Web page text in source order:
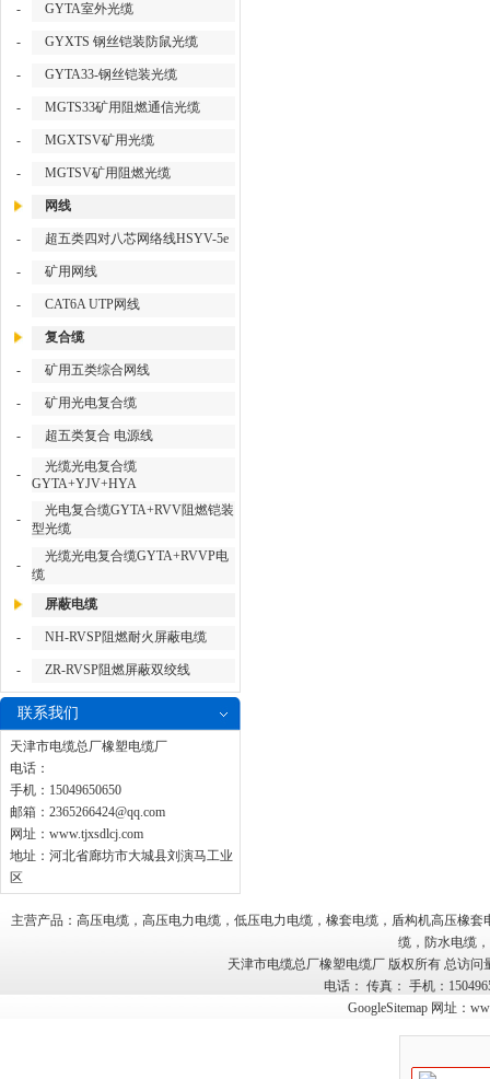
- GYTA室外光缆
- GYXTS 钢丝铠装防鼠光缆
- GYTA33-钢丝铠装光缆
- MGTS33矿用阻燃通信光缆
- MGXTSV矿用光缆
- MGTSV矿用阻燃光缆
网线
- 超五类四对八芯网络线HSYV-5e
- 矿用网线
- CAT6A UTP网线
复合缆
- 矿用五类综合网线
- 矿用光电复合缆
- 超五类复合 电源线
-
光缆光电复合缆
GYTA+YJV+HYA
-
光电复合缆GYTA+RVV阻燃铠装
型光缆
-
光缆光电复合缆GYTA+RVVP电
缆
屏蔽电缆
- NH-RVSP阻燃耐火屏蔽电缆
- ZR-RVSP阻燃屏蔽双绞线
联系我们
天津市电缆总厂橡塑电缆厂
电话：
手机：15049650650
邮箱： 2365266424@qq.com
网址： www.tjxsdlcj.com
地址：河北省廊坊市大城县刘演马工业
区
主营产品：高压电缆，高压电力电缆，低压电力电缆，橡套电缆，盾构机高压橡
缆，防水电缆
天津市电缆总厂橡塑电缆厂 版权所有 总访问
电话： 传真： 手机：
GoogleSitemap网址：